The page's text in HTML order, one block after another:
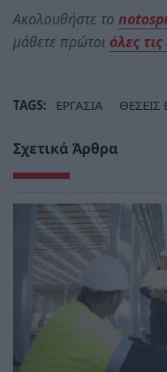
Ακολουθήστε το
μάθετε πρώτοι όλες
TAGS: ΕΡΓΑΣΙΑ ΘΕΣΕΙΣ
Σχετικά Άρθρα